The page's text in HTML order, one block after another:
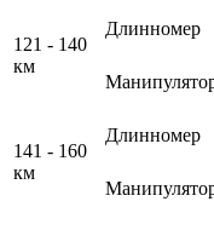
121 - 140
км
Длинномер
141 - 160
км
Длинномер